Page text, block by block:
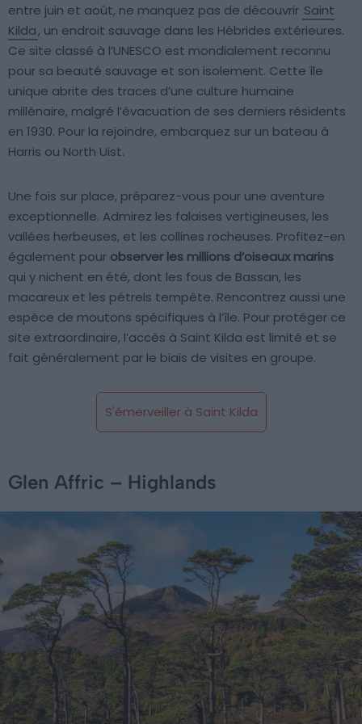
entre juin et août, ne manquez pas de découvrir Saint
Kilda, un endroit sauvage dans les Hébrides extérieures.
Ce site classé à l’UNESCO est mondialement reconnu
pour sa beauté sauvage et son isolement. Cette île
unique abrite des traces d’une culture humaine
millénaire, malgré l’évacuation de ses derniers résidents
en 1930. Pour la rejoindre, embarquez sur un bateau à
Harris ou North Uist.
Une fois sur place, préparez-vous pour une aventure
exceptionnelle. Admirez les falaises vertigineuses, les
vallées herbeuses, et les collines rocheuses. Profitez-en
également pour observer les millions d’oiseaux marins
qui y nichent en été, dont les fous de Bassan, les
macareux et les pétrels tempête. Rencontrez aussi une
espèce de moutons spécifiques à l’île. Pour protéger ce
site extraordinaire, l’accès à Saint Kilda est limité et se
fait généralement par le biais de visites en groupe.
S'émerveiller à Saint Kilda
Glen Affric – Highlands